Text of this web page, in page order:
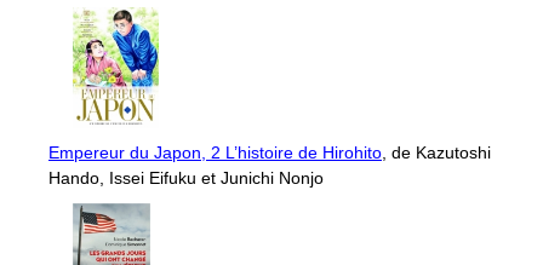
Empereur du Japon, 2 L’histoire de Hirohito , de Kazutoshi
Hando, Issei Eifuku et Junichi Nonjo